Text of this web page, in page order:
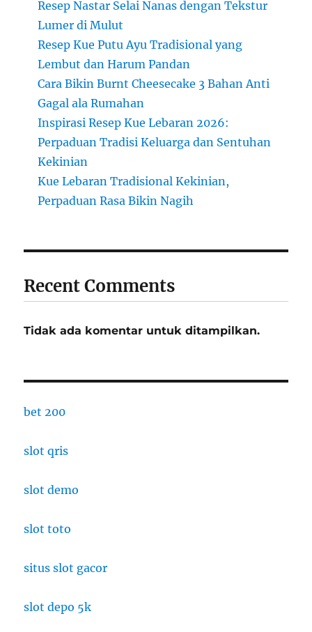
Resep Nastar Selai Nanas dengan Tekstur
Lumer di Mulut
Resep Kue Putu Ayu Tradisional yang
Lembut dan Harum Pandan
Cara Bikin Burnt Cheesecake 3 Bahan Anti
Gagal ala Rumahan
Inspirasi Resep Kue Lebaran 2026:
Perpaduan Tradisi Keluarga dan Sentuhan
Kekinian
Kue Lebaran Tradisional Kekinian,
Perpaduan Rasa Bikin Nagih
Recent Comments
Tidak ada komentar untuk ditampilkan.
bet 200
slot qris
slot demo
slot toto
situs slot gacor
slot depo 5k